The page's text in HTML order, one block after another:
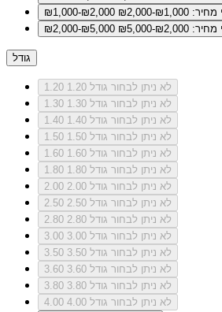
₪1,000-₪2,000
₪2,000
₪2,000-₪5,000
₪5,000
גודל
1.20
לא ניתן לבחור גודל 1.20
1.30
לא ניתן לבחור גודל 1.30
1.40
לא ניתן לבחור גודל 1.40
1.50
לא ניתן לבחור גודל 1.50
1.60
לא ניתן לבחור גודל 1.60
1.80
לא ניתן לבחור גודל 1.80
2.00
לא ניתן לבחור גודל 2.00
2.50
לא ניתן לבחור גודל 2.50
2.80
לא ניתן לבחור גודל 2.80
3.00
לא ניתן לבחור גודל 3.00
3.50
לא ניתן לבחור גודל 3.50
3.60
לא ניתן לבחור גודל 3.60
3.80
לא ניתן לבחור גודל 3.80
4.00
לא ניתן לבחור גודל 4.00